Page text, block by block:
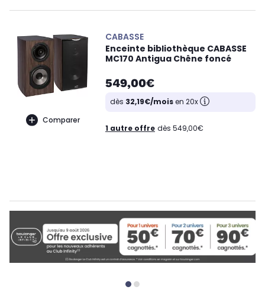
Comparer
CABASSE
Enceinte bibliothèque CABASSE
MC170 Antigua Chêne foncé
549,00€
dès 32,19€/moisen 20x
1 autre offre dès 549,00€